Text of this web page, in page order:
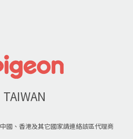
TAIWAN
國、香港及其它國家請連絡該區代理商